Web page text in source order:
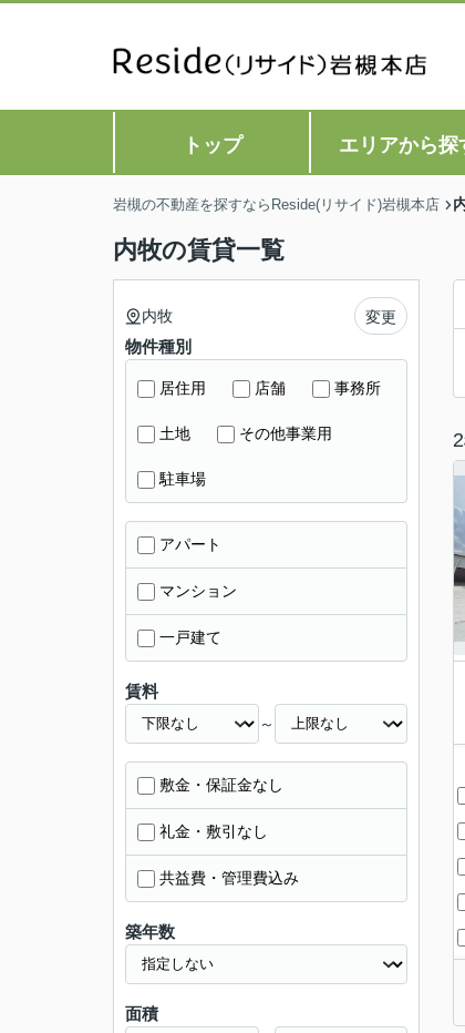
トップ エリアから探
岩槻の不動産を探すならReside(リサイド)岩槻本店
内牧の賃貸一覧
2
内牧 変更
物件種別
居住用 店舗 事務所
土地 その他事業用
駐車場
アパート
マンション
一戸建て
賃料
～
敷金・保証金なし
礼金・敷引なし
共益費・管理費込み
築年数
面積